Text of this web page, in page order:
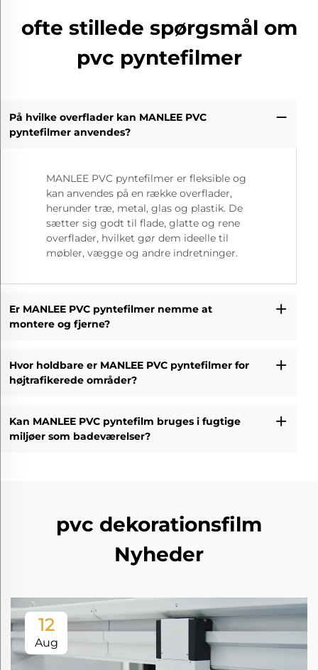
ofte stillede spørgsmål om
pvc pyntefilmer
På hvilke overflader kan MANLEE PVC
pyntefilmer anvendes?
MANLEE PVC pyntefilmer er fleksible og
kan anvendes på en række overflader,
herunder træ, metal, glas og plastik. De
sætter sig godt til flade, glatte og rene
overflader, hvilket gør dem ideelle til
møbler, vægge og andre indretninger.
Er MANLEE PVC pyntefilmer nemme at
montere og fjerne?
Hvor holdbare er MANLEE PVC pyntefilmer for
højtrafikerede områder?
Kan MANLEE PVC pyntefilm bruges i fugtige
miljøer som badeværelser?
pvc dekorationsfilm
Nyheder
12
Aug